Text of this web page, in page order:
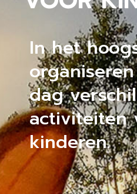
In het
dag
activiteiten
kinderen.